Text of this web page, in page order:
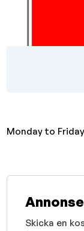
Monday to Friday
Skicka en